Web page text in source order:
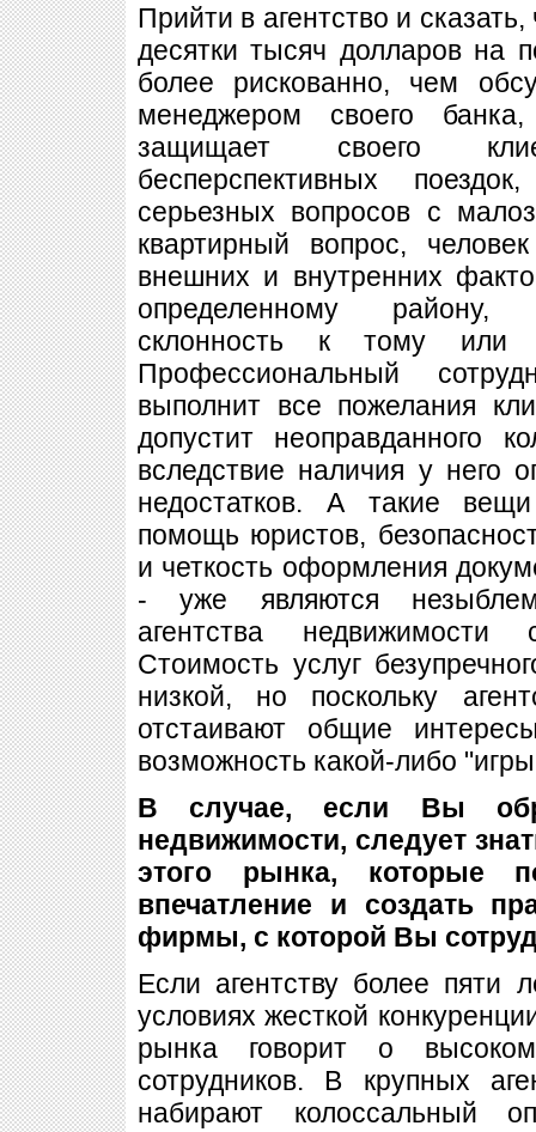
Прийти в агентство и
десятки тысяч долларов на
более рискованно, чем
менеджером своего
защищает своего
бесперспективных
серьезных вопросов с
квартирный вопрос,
внешних и внутренних
определенному району,
склонность к тому или
Профессиональный
выполнит все пожелания
допустит неоправданного
вследствие наличия у него
недостатков. А такие
помощь юристов,
и четкость оформления
- уже являются
агентства
Стоимость услуг
низкой, но поскольку
отстаивают общие
возможность какой-либо
В случае, если Вы
недвижимости, следует
этого рынка, которые
впечатление и создать
фирмы, с которой Вы
Если агентству более пяти
условиях жесткой
рынка говорит о
сотрудников. В крупных
набирают колоссальный